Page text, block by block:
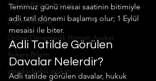
Ankara Bilişim Avukatı
Bilişim Hukuku
Online Danışmanlık Hizmeti Avukat
Ankara Bilişim
yasadışı bahis avukatı
Temmuz günü mesai saatinin bitimiyle
adli tatil dönemi başlamış olur; 1 Eylül
mesaisi ile biter.
Adli Tatilde Görülen
Davalar Nelerdir?
Adli tatilde görülen davalar, hukuk